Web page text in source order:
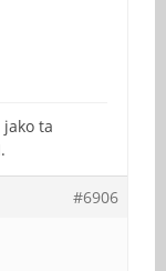
ta
#6906